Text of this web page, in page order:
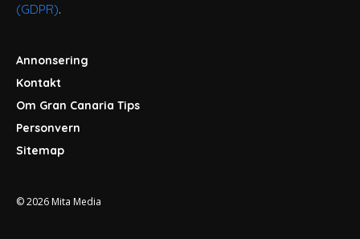
(GDPR).
Annonsering
Kontakt
Om Gran Canaria Tips
Personvern
Sitemap
© 2026 Mita Media